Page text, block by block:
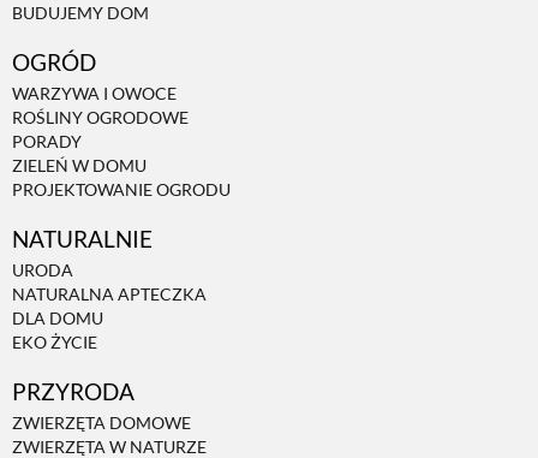
BUDUJEMY DOM
OGRÓD
WARZYWA I OWOCE
ROŚLINY OGRODOWE
PORADY
ZIELEŃ W DOMU
PROJEKTOWANIE OGRODU
NATURALNIE
URODA
NATURALNA APTECZKA
DLA DOMU
EKO ŻYCIE
PRZYRODA
ZWIERZĘTA DOMOWE
ZWIERZĘTA W NATURZE